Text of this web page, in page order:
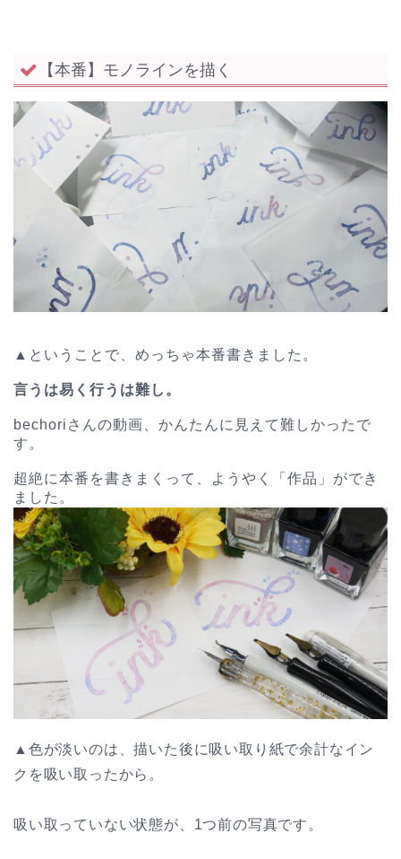
【本番】モノラインを描く
▲ということで、めっちゃ本番書きました。
言うは易く行うは難し。
bechoriさんの動画、かんたんに見えて難しかったで
す。
超絶に本番を書きまくって、ようやく「作品」ができ
ました。
▲色が淡いのは、描いた後に吸い取り紙で余計なイン
クを吸い取ったから。
吸い取っていない状態が、1つ前の写真です。